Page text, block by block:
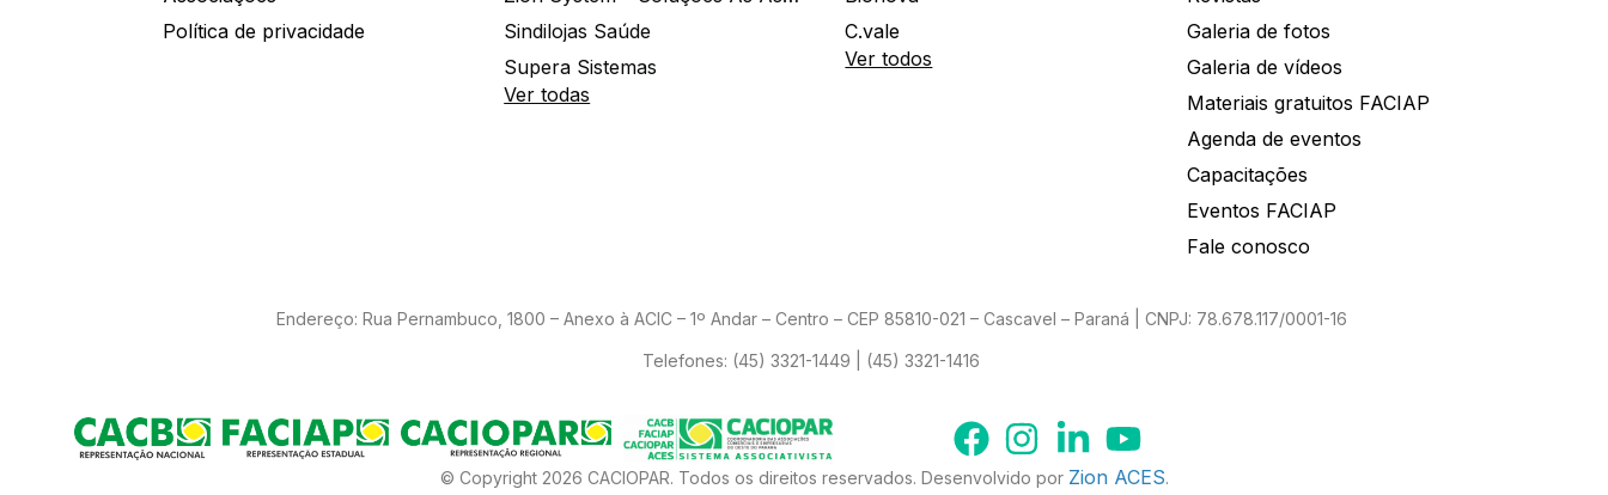
Política de privacidade
Sindilojas Saúde
Supera Sistemas
Ver todas
C.vale
Ver todos
Galeria de fotos
Galeria de vídeos
Materiais gratuitos FACIAP
Agenda de eventos
Capacitações
Eventos FACIAP
Fale conosco
Endereço: Rua Pernambuco, 1800 – Anexo à ACIC – 1º Andar – Centro – CEP 85810-021 – Cascavel – Paraná | CNPJ: 78.678.117/0001-16
Telefones: (45) 3321-1449 | (45) 3321-1416
© Copyright 2026 CACIOPAR. Todos os direitos reservados. Desenvolvido por Zion ACES.